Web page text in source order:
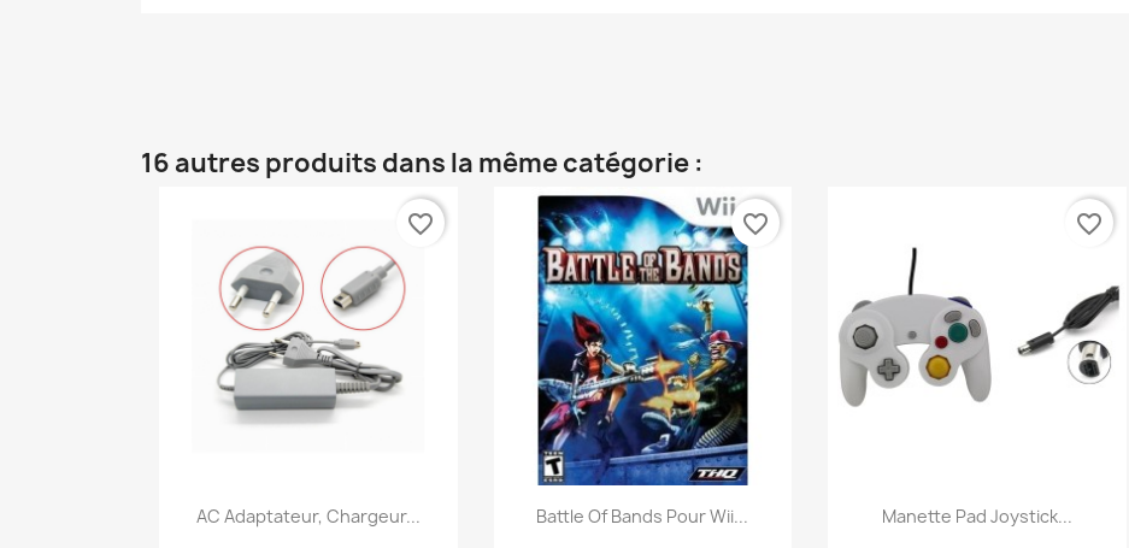
16 autres produits dans la même catégorie :
Aperçu rapide
AC Adaptateur, Chargeur...
favorite_border
Aperçu rapide
Battle Of Bands Pour Wii...
favorite_border
Aperçu rapide
Manette Pad Joystick...
favorite_border